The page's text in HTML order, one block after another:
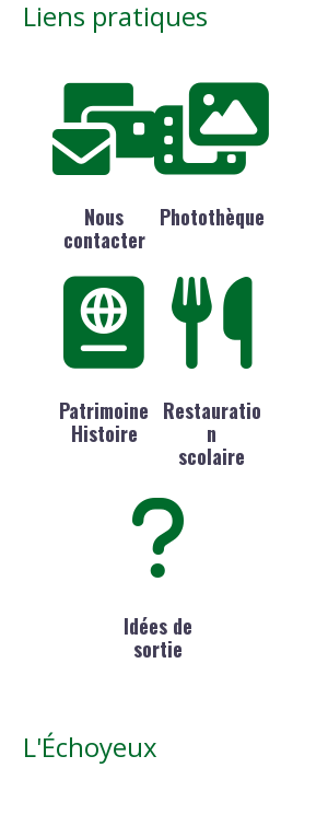
Liens pratiques
Nous
contacter
Photothèque
Patrimoine
Histoire
Restauratio
n
scolaire
Idées de
sortie
L'Échoyeux